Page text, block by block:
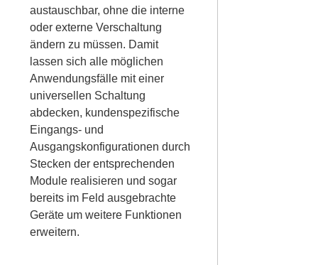
austauschbar, ohne die interne
oder externe Verschaltung
ändern zu müssen. Damit
lassen sich alle möglichen
Anwendungsfälle mit einer
universellen Schaltung
abdecken, kundenspezifische
Eingangs- und
Ausgangskonfigurationen durch
Stecken der entsprechenden
Module realisieren und sogar
bereits im Feld ausgebrachte
Geräte um weitere Funktionen
erweitern.